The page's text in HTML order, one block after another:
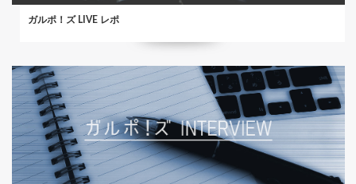
ガルポ！ズ LIVE レポ